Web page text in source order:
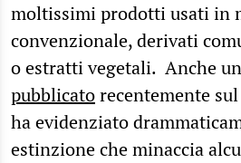
moltissimi prodotti usati in
convenzionale, derivati
o estratti vegetali. Anche un
pubblicatorecentemente
ha evidenziato
estinzione che minaccia